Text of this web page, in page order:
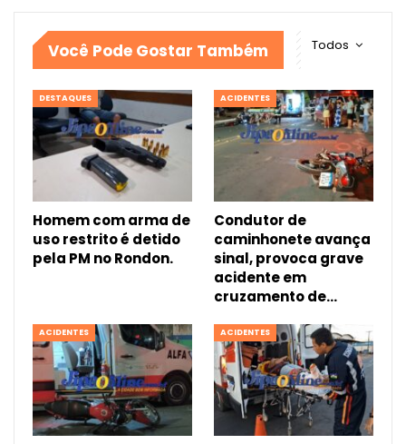
Todos
Você Pode Gostar Também
DESTAQUES
Homem com arma de
uso restrito é detido
pela PM no Rondon.
ACIDENTES
Condutor de
caminhonete avança
sinal, provoca grave
acidente em
cruzamento de…
ACIDENTES ACIDENTES